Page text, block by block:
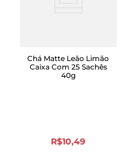
Chá Matte Leão Limão
Caixa Com 25 Sachês
40g
R$10,49